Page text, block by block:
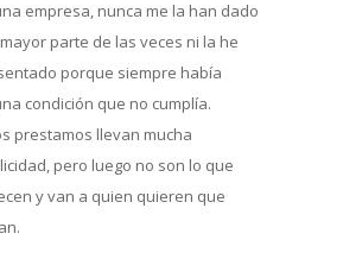
empresa, nunca me la han dado
parte de las veces ni la he
porque siempre había
condición que no cumplía.
prestamos llevan mucha
pero luego no son lo que
y van a quien quieren que